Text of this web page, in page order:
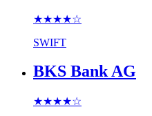
★★★★☆
SWIFT
BKS Bank AG
★★★★☆